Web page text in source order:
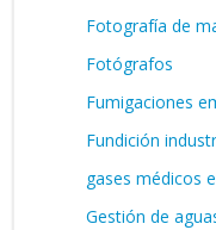
Fotografía de
Fotógrafos
Fumigaciones
Fundición
gases médicos
Gestión de